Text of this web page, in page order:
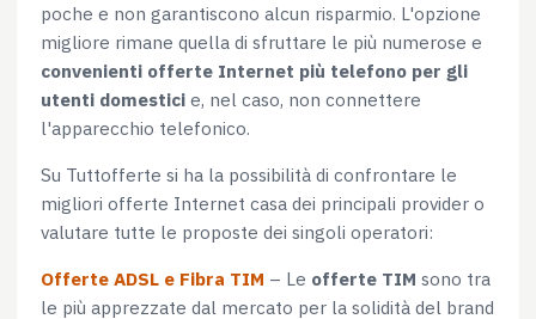
poche e non garantiscono alcun risparmio. L'opzione
migliore rimane quella di sfruttare le più numerose e
convenienti offerte Internet più telefono per gli
utenti domestici e, nel caso, non connettere
l'apparecchio telefonico.
Su Tuttofferte si ha la possibilità di confrontare le
migliori offerte Internet casa dei principali provider o
valutare tutte le proposte dei singoli operatori:
Offerte ADSL e Fibra TIM – Le offerte TIM sono tra
le più apprezzate dal mercato per la solidità del brand